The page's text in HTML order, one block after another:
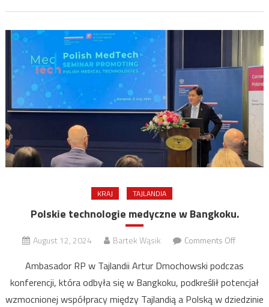
KRAJ TAJLANDIA
Polskie technologie medyczne w Bangkoku.
August 12, 2024 Bartek Wąsik Comments Offon
w
Ambasador RP w Tajlandii Artur Dmochowski podczas
konferencji, która odbyła się w Bangkoku, podkreślił potencjał
wzmocnionej współpracy między Tajlandią a Polską w dziedzinie